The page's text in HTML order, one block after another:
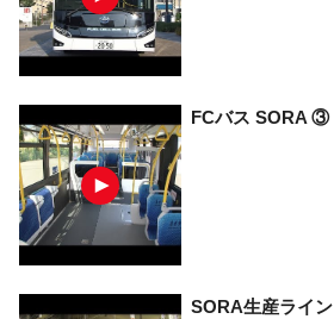
FCバス SORA ③
SORA生産ライン